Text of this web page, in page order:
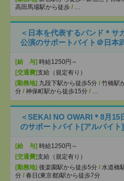
高田馬場駅から徒歩 / …
＜日本を代表するバンド＊サ
公演のサポートバイト＠日本
[給 与] 時給1250円～
[交通費]支給（規定有り）
[勤務地] 九段下駅から徒歩5分 / 竹橋駅
分 / 神保町駅から徒歩15分 / …
＜SEKAI NO OWARI＊8月15
のサポートバイト[アルバイト]
[給 与] 時給1250円～
[交通費]支給（規定有り）
[勤務地] 後楽園駅から徒歩5分 / 水道橋
分 / 春日(東京都)駅から徒歩7分